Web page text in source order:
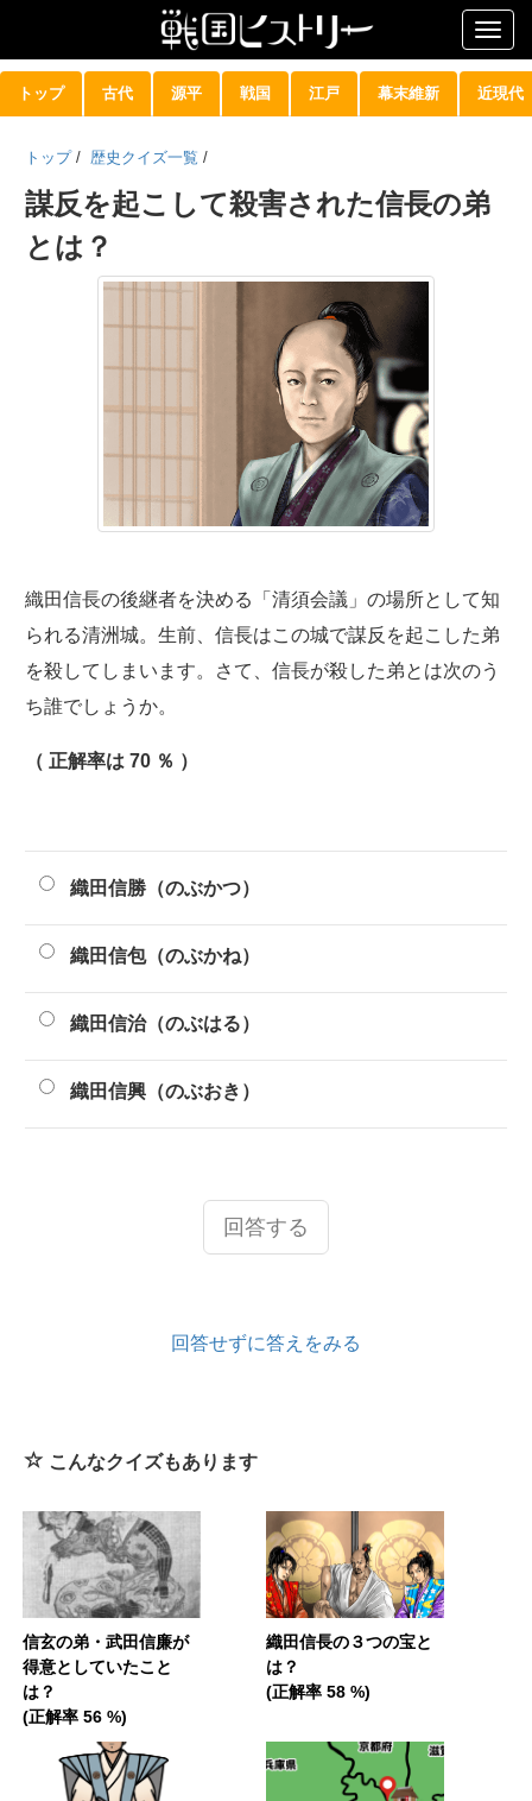
トップ 古代 源平 戦国 江戸 幕末維新 近現代
トップ / 歴史クイズ一覧 /
謀反を起こして殺害された信長の弟
とは？
織田信長の後継者を決める「清須会議」の場所として知
られる清洲城。生前、信長はこの城で謀反を起こした弟
を殺してしまいます。さて、信長が殺した弟とは次のう
ち誰でしょうか。
（ 正解率は 70 ％ ）
織田信勝（のぶかつ）
織田信包（のぶかね）
織田信治（のぶはる）
織田信興（のぶおき）
回答する
回答せずに答えをみる
こんなクイズもあります
信玄の弟・武田信廉が
得意としていたこと
は？
(正解率 56 %)
織田信長の３つの宝と
は？
(正解率 58 %)